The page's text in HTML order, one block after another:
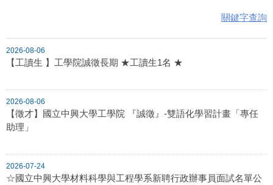
關鍵字查詢
2026-08-06
【工讀生 】工學院誠徵長期 ★工讀生1名 ★
2026-08-06
【徵才】國立中興大學工學院 『誠徵』-雙語化學習計畫「專任
助理」
2026-07-24
☆國立中興大學材料科學與工程學系新聘行政辦事員面試名單公